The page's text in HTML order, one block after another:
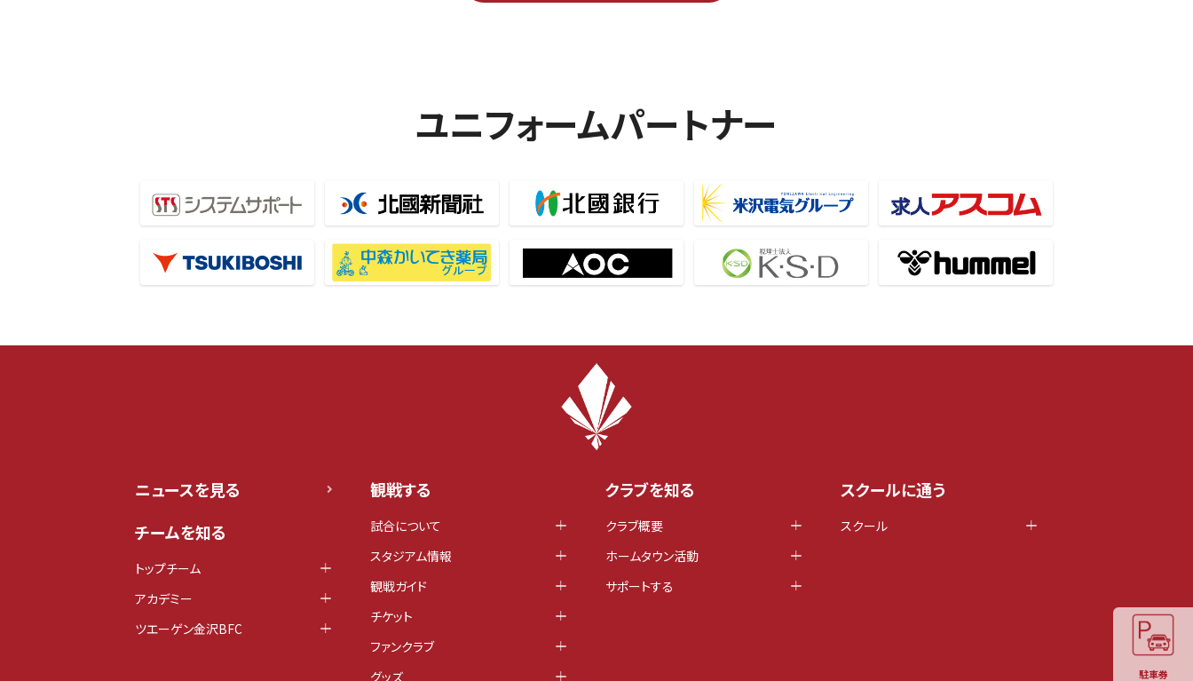
ユニフォームパートナー
駐車券
ニュースを見る
チームを知る
トップチーム
アカデミー
ツエーゲン金沢BFC
観戦する
試合について
スタジアム情報
観戦ガイド
チケット
ファンクラブ
グッズ
クラブを知る
クラブ概要
ホームタウン活動
サポートする
スクールに通う
スクール